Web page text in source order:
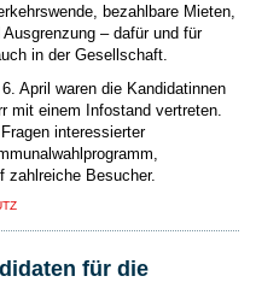
bezahlbare Mieten,
– dafür und für
in der Gesellschaft.
April waren die Kandidatinnen
mit einem Infostand vertreten.
interessierter
zahlreiche Besucher.
für die